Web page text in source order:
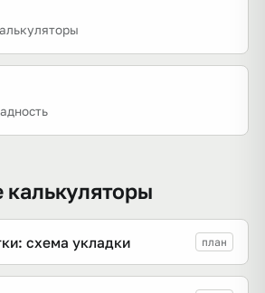
схема укладки план